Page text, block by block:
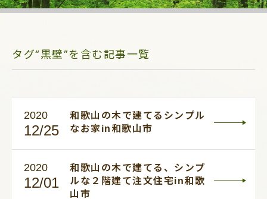
タグ“黒壁”を含む記事一覧
2020
12/25
和歌山の木で建てるシンプル
なお家in和歌山市
2020
12/01
和歌山の木で建てる、シンプ
ルな２階建て注文住宅in和歌
山市